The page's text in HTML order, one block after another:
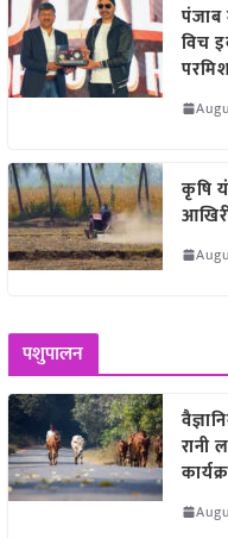
पंजाब
विच
कृषि
पशुपालन
रानी